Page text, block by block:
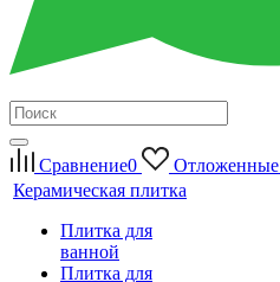
Сравнение0 Отложенные
Керамическая плитка
Плитка для
ванной
Плитка для